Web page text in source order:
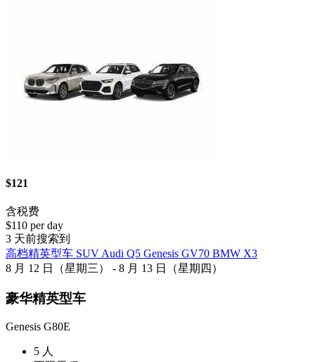
$121
含税费
$110 per day
3 天前搜索到
高档精英型车 SUV Audi Q5 Genesis GV70 BMW X3
8 月 12 日（星期三） - 8 月 13 日（星期四）
豪华精英型车
Genesis G80E
5 人